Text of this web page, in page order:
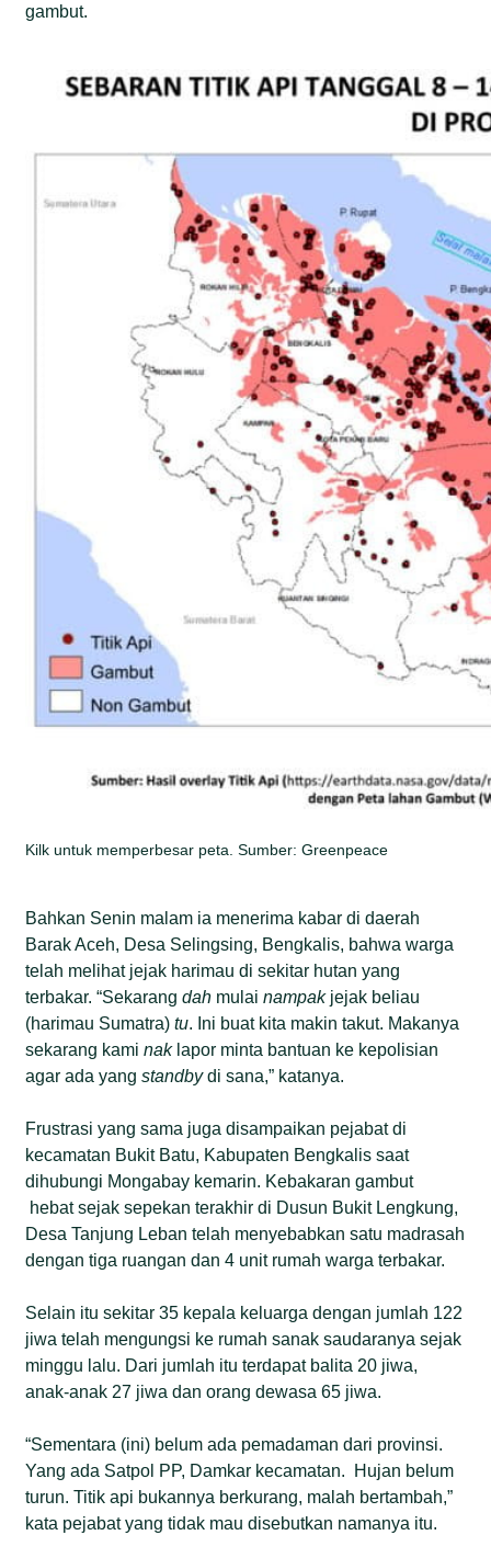
gambut.
Kilk untuk memperbesar peta. Sumber: Greenpeace
Bahkan Senin malam ia menerima kabar di daerah
Barak Aceh, Desa Selingsing, Bengkalis, bahwa warga
telah melihat jejak harimau di sekitar hutan yang
terbakar. “Sekarangdah mulainampakjejak beliau
(harimau Sumatra)tu. Ini buat kita makin takut. Makanya
sekarang kaminaklapor minta bantuan ke kepolisian
agar ada yangstandbydi sana,” katanya.
Frustrasi yang sama juga disampaikan pejabat di
kecamatan Bukit Batu, Kabupaten Bengkalis saat
dihubungi Mongabay kemarin. Kebakaran gambut
hebat sejak sepekan terakhir di Dusun Bukit Lengkung,
Desa Tanjung Leban telah menyebabkan satu madrasah
dengan tiga ruangan dan 4 unit rumah warga terbakar.
Selain itu sekitar 35 kepala keluarga dengan jumlah 122
jiwa telah mengungsi ke rumah sanak saudaranya sejak
minggu lalu. Dari jumlah itu terdapat balita 20 jiwa,
anak-anak 27 jiwa dan orang dewasa 65 jiwa.
“Sementara (ini) belum ada pemadaman dari provinsi.
Yang ada Satpol PP, Damkar kecamatan. Hujan belum
turun. Titik api bukannya berkurang, malah bertambah,”
kata pejabat yang tidak mau disebutkan namanya itu.